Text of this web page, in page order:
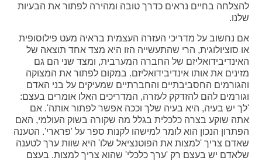
להצלחה בחיים נראים כדרך טובה ומהירה לפתור את הבעיות
שלנו.
אם נחשוב על מדריכי העזרה העצמית בראיה מעט פילוסופית
או סוציולוגית, הרי שהתעשייה הזו היא מצד אחד תוצאה של
האינדיבידואליזם של החברה המערבית, ומצד שני הם גם
מזינים את אותו אינדיבידואליזם. במקום לפתור את המצוקה
והגורמים החסביבתיים והחברתיים שמעיקים על בני האדם
וגורמים להם להזדקק לעזרה, המדריכים האלו אומרים בעצם:
'לך יש בעיה, היא בעיה שלך וככה אפשר לפתור אותה'. אם
אתה שוקע בצרה כלכלית בגלל מה שקורה בשוק העולמי, האם
הפתרון הנכון הוא לומר למישהו לקנות ספר על 'פרארי'. הטענה
שאדם צריך 'למצות את הפוטנציאל שלו' היא שוות ערך לטענה
שלאדם יש בעצם רק 'ערך כלכלי' שהוא צריך למצות. בעצם